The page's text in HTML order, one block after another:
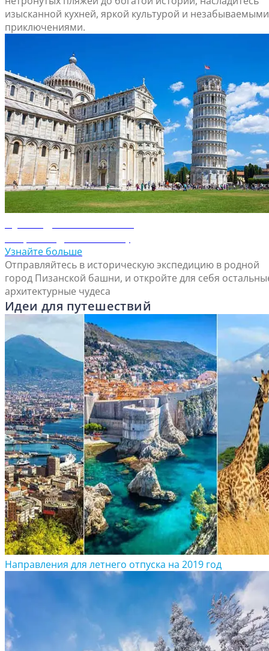
изысканной кухней, яркой культурой и незабываемыми
приключениями.
Узнайте больше
Отправляйтесь в историческую экспедицию в родной
город Пизанской башни, и откройте для себя
архитектурные чудеса
Идеи для путешествий
Направления для летнего отпуска на 2019 год